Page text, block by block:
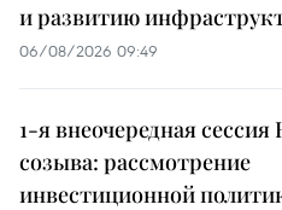
и развитию
06/08/2026 09:49
1-я внеочередная
созыва: рассмотрение
инвестиционной